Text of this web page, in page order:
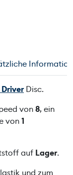
Disc.
von8, ein
von1
auf Lager.
und zum